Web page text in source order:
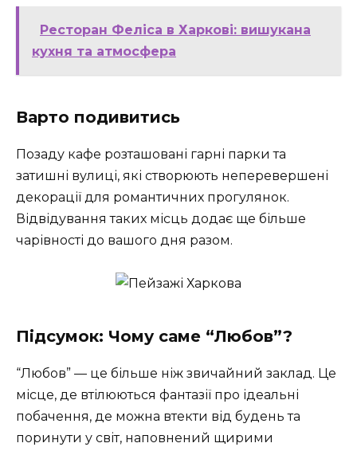
Ресторан Феліса в Харкові: вишукана
кухня та атмосфера
Варто подивитись
Позаду кафе розташовані гарні парки та
затишні вулиці, які створюють неперевершені
декорації для романтичних прогулянок.
Відвідування таких місць додає ще більше
чарівності до вашого дня разом.
Підсумок: Чому саме “Любов”?
“Любов” — це більше ніж звичайний заклад. Це
місце, де втілюються фантазії про ідеальні
побачення, де можна втекти від будень та
поринути у світ, наповнений щирими